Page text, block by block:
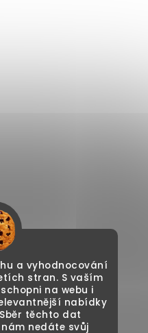
a vyhodnocování
stran. S vaším
na webu i
nabídky
těchto dat
nedáte svůj